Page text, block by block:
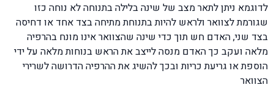
לדוגמא ניתן לתאר מצב של שינה בלילה בתנוחה לא נוחה כזו
שגורמת לצוואר ולראש להיות בתנוחת מתיחה בצד אחד או דחיסה
בצד שני, האדם חש תוך כדי שינה שהצוואר אינו מונח בהרפיה
מלאה ועקב כך האדם מנסה לייצב את הראש בנוחות מלאה על ידי
הוספת או גריעת כריות ובכך להשיג את ההרפיה הדרושה לשרירי
הצוואר